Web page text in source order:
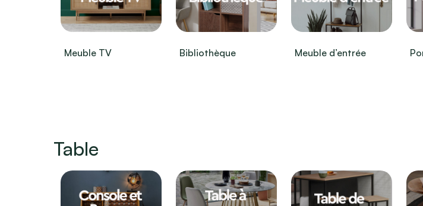
Meuble TV Bibliothèque Meuble d’entrée
Table